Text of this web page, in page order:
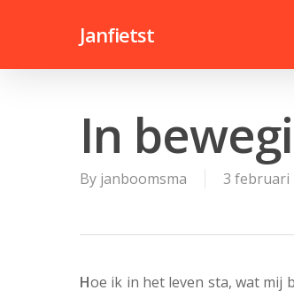
Janfietst
In
By janboomsma 3 februari
Hoe ik in het leven sta, wat mij